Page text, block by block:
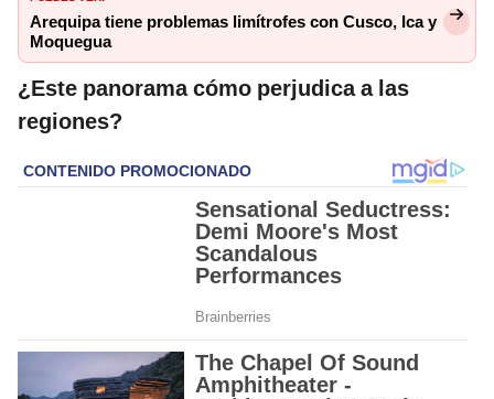
Arequipa tiene problemas limítrofes con Cusco, Ica y
Moquegua
¿Este panorama cómo perjudica a las
regiones?